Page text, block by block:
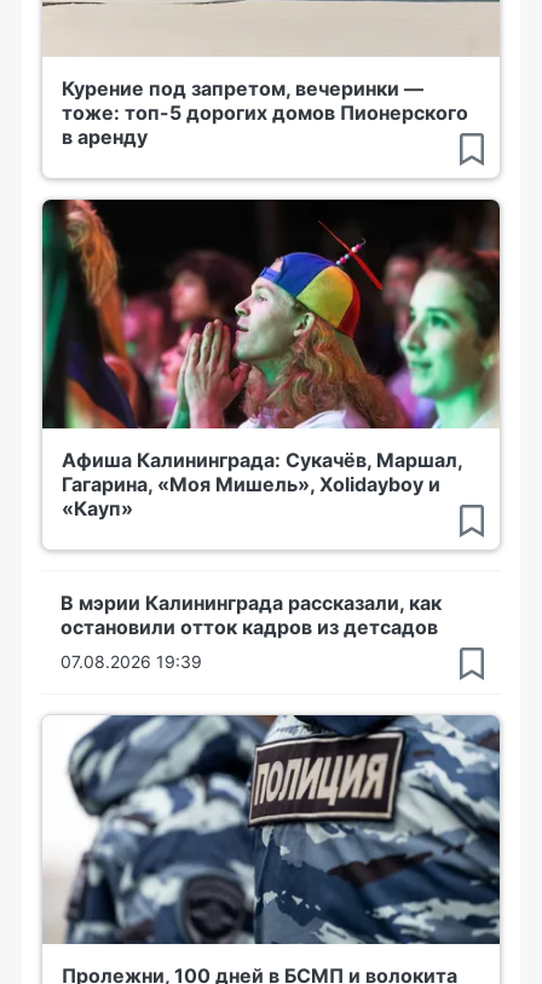
Курение под запретом, вечеринки —
тоже: топ-5 дорогих домов Пионерского
в аренду
Афиша Калининграда: Сукачёв, Маршал,
Гагарина, «Моя Мишель», Xolidayboy и
«Кауп»
В мэрии Калининграда рассказали, как
остановили отток кадров из детсадов
07.08.2026 19:39
Пролежни, 100 дней в БСМП и волокита